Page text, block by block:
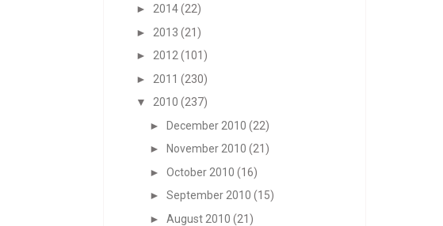
► 2014(22)
► 2013 (21)
► 2012 (101)
► 2011 (230)
▼
2010 (237)
► December 2010 (22)
►
November 2010 (21)
► October 2010 (16)
► September 2010 (15)
► August 2010 (21)